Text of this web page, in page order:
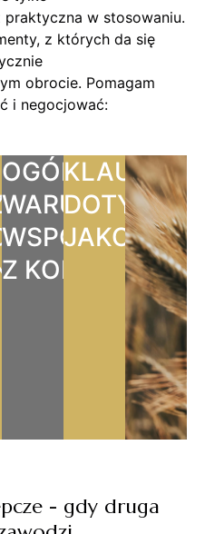
w stosowaniu.
z których da się
obrocie. Pomagam
i negocjować:
OGÓLNE
WARUNKI
WSPÓŁPRACY
Z
KLAUZULE
JAKOŚCI
- gdy druga